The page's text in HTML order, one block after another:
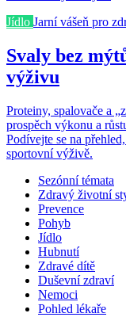
Jídlo Jarní vášeň pro
Svaly bez
výživu
Proteiny, spalovače a
prospěch výkonu a
Podívejte se na
sportovní výživě.
Sezónní témata
Zdravý životní
Prevence
Pohyb
Jídlo
Hubnutí
Zdravé dítě
Duševní zdraví
Nemoci
Pohled lékaře